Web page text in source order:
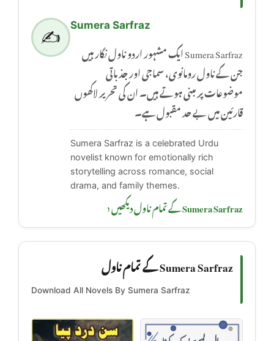
✍️
Sumera Sarfraz
Sumera Sarfraz ایک مشہور اردو ناول نگار ہیں
جن کے ناول رومانوی، سماجی اور جذباتی
موضوعات پر مبنی ہوتے ہیں۔ ان کی تحریر لاکھوں
قارئین میں بے حد مقبول ہے۔
Sumera Sarfraz is a celebrated Urdu
novelist known for emotionally rich
storytelling across romance, social
drama, and family themes.
Sumera Sarfraz کے تمام ناول دیکھیں ‹
Sumera Sarfraz کے تمام ناول
Download All Novels By Sumera Sarfraz